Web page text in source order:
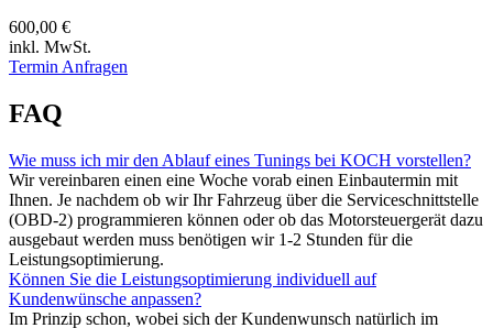
600,00 €
inkl. MwSt.
Termin Anfragen
FAQ
Wie muss ich mir den Ablauf eines Tunings bei KOCH vorstellen?
Wir vereinbaren einen eine Woche vorab einen Einbautermin mit
Ihnen. Je nachdem ob wir Ihr Fahrzeug über die Serviceschnittstelle
(OBD-2) programmieren können oder ob das Motorsteuergerät dazu
ausgebaut werden muss benötigen wir 1-2 Stunden für die
Leistungsoptimierung.
Können Sie die Leistungsoptimierung individuell auf
Kundenwünsche anpassen?
Im Prinzip schon, wobei sich der Kundenwunsch natürlich im